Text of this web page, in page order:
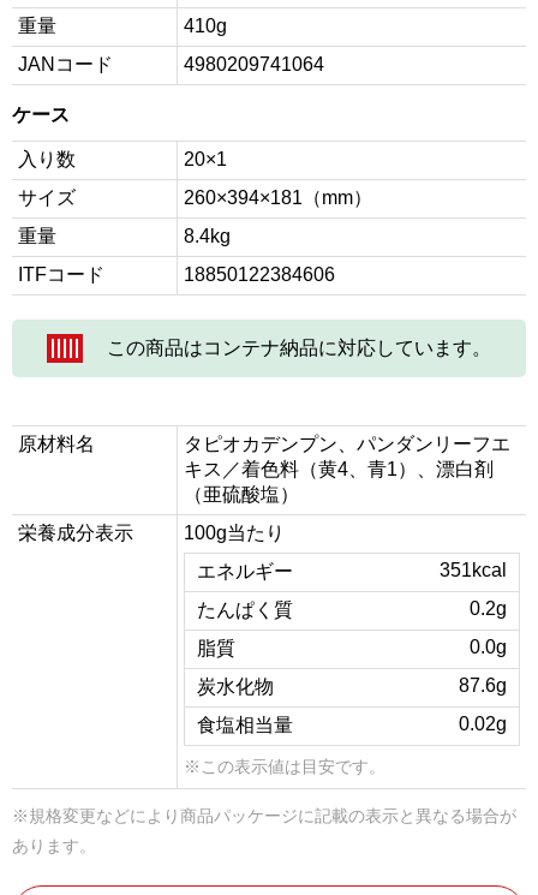
重量
410g
JANコード
4980209741064
ケース
入り数
20×1
サイズ
260×394×181（mm）
重量
8.4kg
ITFコード
18850122384606
この商品はコンテナ納品に対応しています。
原材料名
タピオカデンプン、パンダンリーフエ
キス／着色料（黄4、青1）、漂白剤
（亜硫酸塩）
栄養成分表示
100g当たり
エネルギー
351kcal
たんぱく質
0.2g
脂質
0.0g
炭水化物
87.6g
食塩相当量
0.02g
※この表示値は目安です。
※規格変更などにより商品パッケージに記載の表示と異なる場合が
あります。